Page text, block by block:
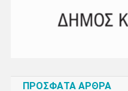
ΠΡΌΣΦΑΤΑ ΆΡΘΡΑ